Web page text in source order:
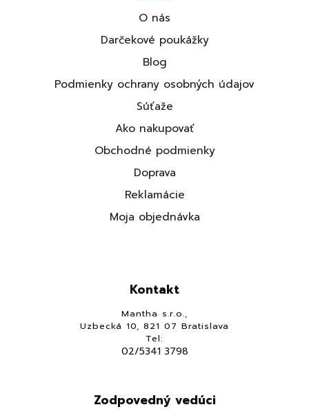
O nás
Darčekové poukážky
Blog
Podmienky ochrany osobných údajov
Súťaže
Ako nakupovať
Obchodné podmienky
Doprava
Reklamácie
Moja objednávka
Kontakt
Mantha s.r.o.,
Uzbecká 10, 821 07 Bratislava
Tel:
02/5341 3798
Zodpovedný vedúci